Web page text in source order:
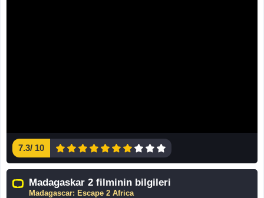
7.3/ 10
Madagaskar 2 filminin bilgileri
Madagascar: Escape 2 Africa